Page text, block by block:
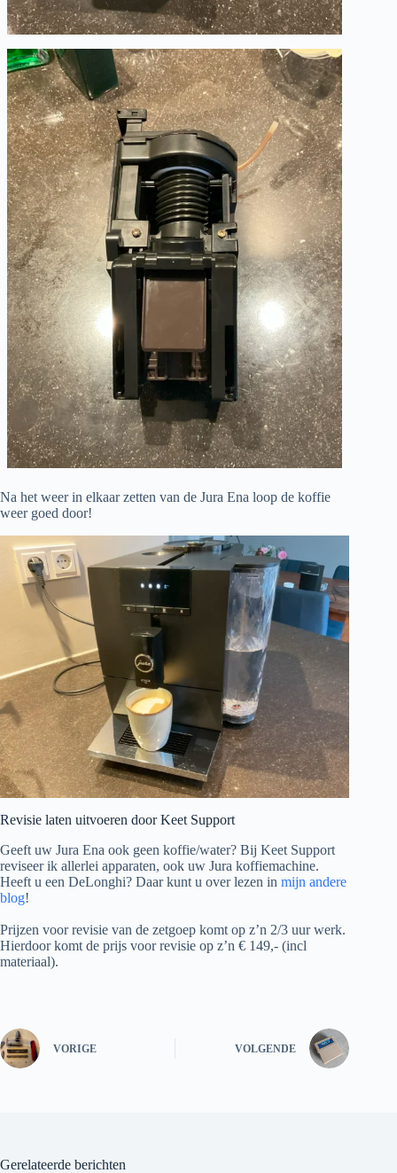
Na het weer in elkaar zetten van de Jura Ena loop de koffie
weer goed door!
Revisie laten uitvoeren door Keet Support
Geeft uw Jura Ena ook geen koffie/water? Bij Keet Support
reviseer ik allerlei apparaten, ook uw Jura koffiemachine.
Heeft u een DeLonghi? Daar kunt u over lezen in mijn andere
blog!
Prijzen voor revisie van de zetgoep komt op z’n 2/3 uur werk.
Hierdoor komt de prijs voor revisie op z’n € 149,- (incl
materiaal).
VORIGE VOLGENDE
Gerelateerde berichten